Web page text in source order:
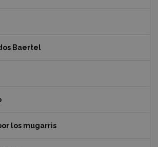
Baertel
los mugarris